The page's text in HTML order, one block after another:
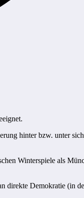
hinter bzw. unter
Winterspiele als
direkte Demokratie (in